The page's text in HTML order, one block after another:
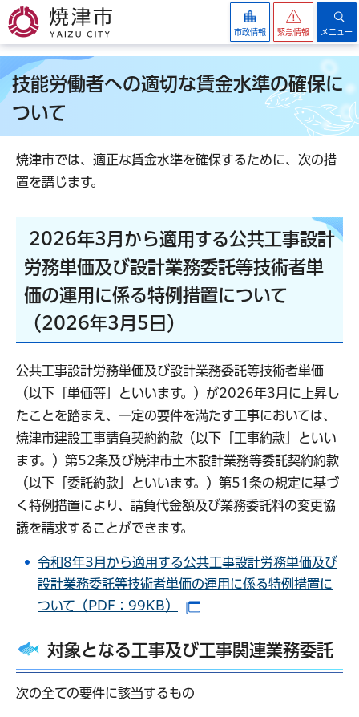
焼津市
市政情報 緊急情報 メニュー
技能労働者への適切な賃金水準の確保に
ついて
焼津市では、適正な賃金水準を確保するために、次の措
置を講じます。
2026年3月から適用する公共工事設計
労務単価及び設計業務委託等技術者単
価の運用に係る特例措置について
（2026年3月5日）
公共工事設計労務単価及び設計業務委託等技術者単価
（以下「単価等」といいます。）が2026年3月に上昇し
たことを踏まえ、一定の要件を満たす工事においては、
焼津市建設工事請負契約約款（以下「工事約款」といい
ます。）第52条及び焼津市土木設計業務等委託契約約款
（以下「委託約款」といいます。）第51条の規定に基づ
く特例措置により、請負代金額及び業務委託料の変更協
議を請求することができます。
令和8年3月から適用する公共工事設計労務単価及び
設計業務委託等技術者単価の運用に係る特例措置に
ついて（PDF：99KB）
対象となる工事及び工事関連業務委託
次の全ての要件に該当するもの